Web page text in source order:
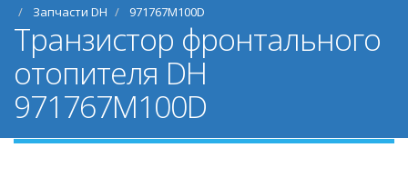
Запчасти DH
971767M100D
Транзистор фронтального
отопителя DH
971767M100D